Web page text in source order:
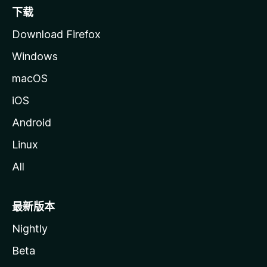
下载
Download Firefox
Windows
macOS
iOS
Android
Linux
All
最新版本
Nightly
Beta